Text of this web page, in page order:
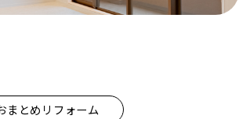
まとめリフォーム